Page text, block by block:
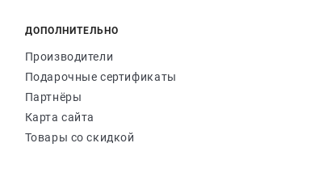
ДОПОЛНИТЕЛЬНО
Производители
Подарочные сертификаты
Партнёры
Карта сайта
Товары со скидкой